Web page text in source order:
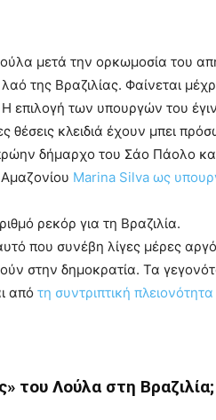
μετά την ορκωμοσία του
της Βραζιλίας. Φαίνεται
επιλογή των υπουργών του
θέσεις κλειδιά έχουν μπει
δήμαρχο του Σάο Πάολο
Αμαζονίου Marina Silva ως
ρεκόρ για τη Βραζιλία.
που συνέβη λίγες μέρες
στην δημοκρατία. Τα
από τη συντριπτική
του Λούλα στη Βραζιλία;